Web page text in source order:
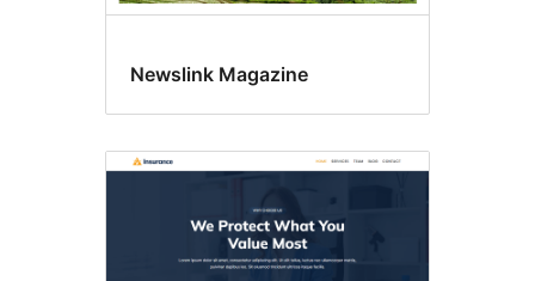
Newslink Magazine